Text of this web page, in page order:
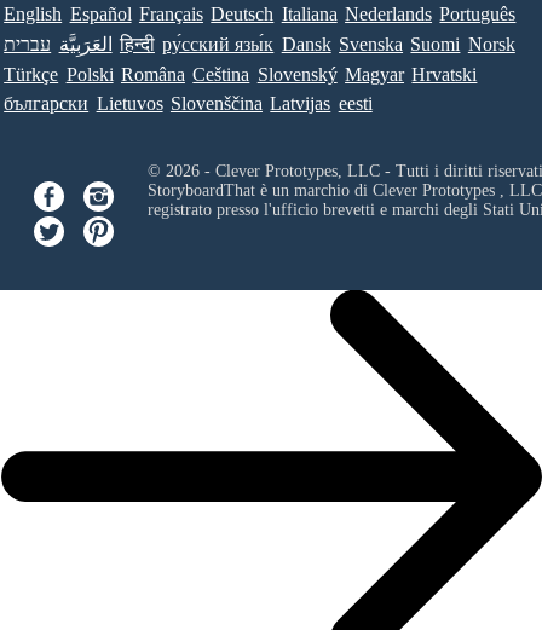
English Español Français Deutsch Italiana Nederlands Português
עברית العَرَبِيَّة हिन्दी ру́сский язы́к Dansk Svenska Suomi Norsk
Türkçe Polski Româna Ceština Slovenský Magyar Hrvatski
български Lietuvos Slovenščina Latvijas eesti
© 2026 - Clever Prototypes, LLC - Tutti i diritti
StoryboardThat è un marchio di Clever Prototypes , LLC
registrato presso l'ufficio brevetti e marchi degli Stati